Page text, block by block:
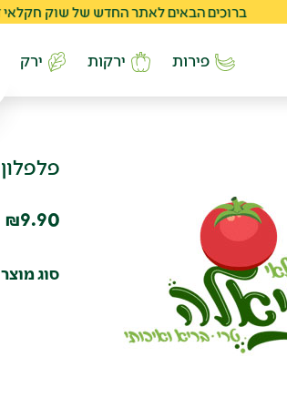
ברוכים הבאים לאתר החדש של שוק חקלאי דניאלה
פירות ירקות ירק
פלפלון
₪9.90
סוג מוצר